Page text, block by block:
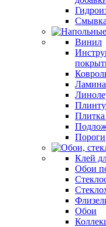
Винил
Пороги
Клей
Обои
Обои